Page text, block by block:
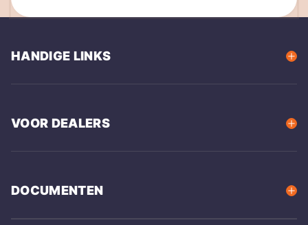
HANDIGE LINKS
VOOR DEALERS
DOCUMENTEN